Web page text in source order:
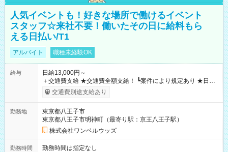
人気イベントも！好きな場所で働けるイベント
スタッフ☆来社不要！働いたその日に給料もら
える日払い/T1
アルバイト 職種未経験OK
給与
日給13,000円～
＋交通費支給 ★交通費全額支給！ ┗案件により規定あり ★日払
いOK！（規定あり） ┗働いたその日に現金GET♪ お仕事後はコ
ンビニATMから 日払い分を引き落とせます！ 【試用期間】試
交通費別途支給あり
勤務地
東京都八王子市
東京都八王子市明神町（最寄り駅：京王八王子駅）
株式会社ワンベルウッズ
勤務時間
勤務時間は指定なし